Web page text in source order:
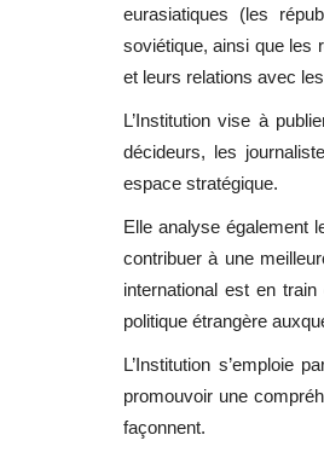
eurasiatiques (les
soviétique, ainsi que les
et leurs relations avec
L’Institution vise à
décideurs, les
espace stratégique.
Elle analyse également
contribuer à une
international est en
politique étrangère
L’Institution s’emploie
promouvoir une
façonnent.